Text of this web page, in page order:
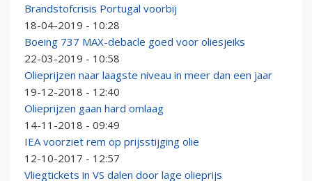
Brandstofcrisis Portugal voorbij
18-04-2019 - 10:28
Boeing 737 MAX-debacle goed voor oliesjeiks
22-03-2019 - 10:58
Olieprijzen naar laagste niveau in meer dan een jaar
19-12-2018 - 12:40
Olieprijzen gaan hard omlaag
14-11-2018 - 09:49
IEA voorziet rem op prijsstijging olie
12-10-2017 - 12:57
Vliegtickets in VS dalen door lage olieprijs